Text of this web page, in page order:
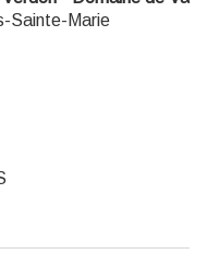
Sainte-Marie